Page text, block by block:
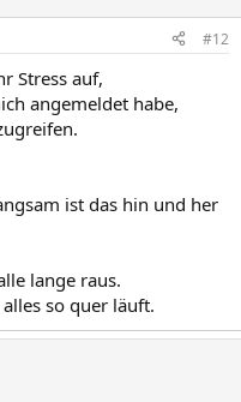
#12
Stress auf,
angemeldet habe,
ist das hin und her
lange raus.
so quer läuft.